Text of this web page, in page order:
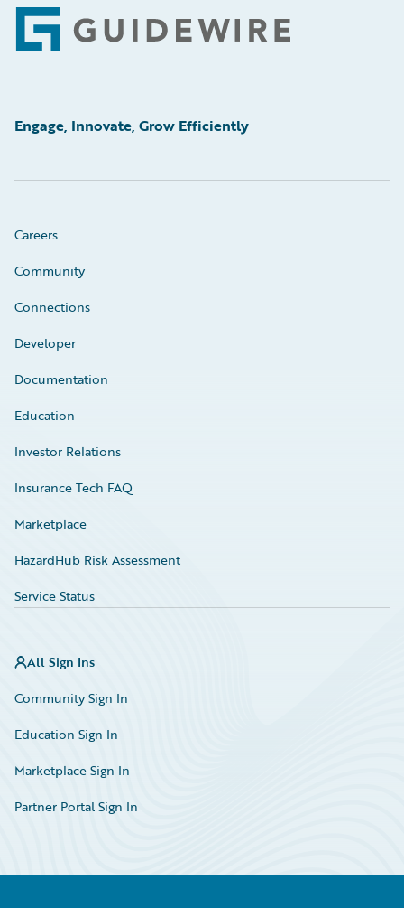
Footer
Engage, Innovate, Grow Efficiently
Careers
Community
Connections
Developer
Documentation
Education
Investor Relations
Insurance Tech FAQ
Marketplace
HazardHub Risk Assessment
Service Status
All Sign Ins
Community Sign In
Education Sign In
Marketplace Sign In
Partner Portal Sign In